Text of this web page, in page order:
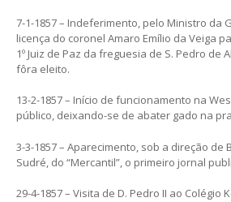
7-1-1857 – Indeferimento, pelo Ministro da
licença do coronel Amaro Emílio da Veiga
1º Juiz de Paz da freguesia de S. Pedro de
fôra eleito.
13-2-1857 – Início de funcionamento na
público, deixando-se de abater gado na
3-3-1857 – Aparecimento, sob a direção de
Sudré, do “Mercantil”, o primeiro jornal
29-4-1857 – Visita de D. Pedro II ao Colégio